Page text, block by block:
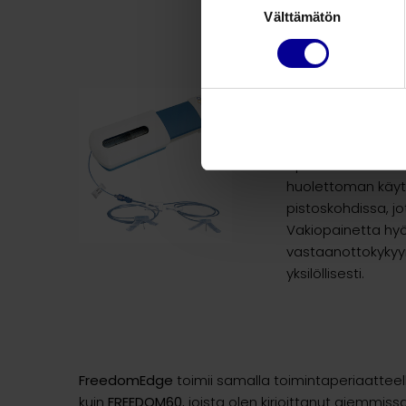
Välttämätön
Turvallinen ja
Lääkärin
turvallisen
säätimiä, ei
huolettoman
pistoskohdissa,
Vakiopainetta
yksilöllisesti.
FreedomEdge toimii samalla
kuin FREEDOM60, joista olen kirjoittanut